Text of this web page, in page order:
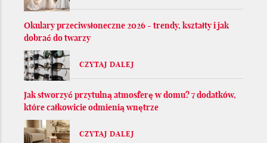
Okulary przeciwsłoneczne 2026 - trendy, kształty i jak
dobrać do twarzy
CZYTAJ DALEJ
Jak stworzyć przytulną atmosferę w domu? 7 dodatków,
które całkowicie odmienią wnętrze
CZYTAJ DALEJ